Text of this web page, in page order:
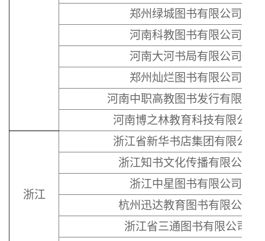
郑州绿城图书有限公司
河南科教图书有限公司
河南大河书局有限公司
郑州灿烂图书有限公司
河南中职高教图书发行有限公司
河南博之林教育科技有限公司
浙江
浙江省新华书店集团有限公司
浙江知书文化传播有限公司
浙江中星图书有限公司
杭州迅达教育图书有限公司
浙江省三通图书有限公司